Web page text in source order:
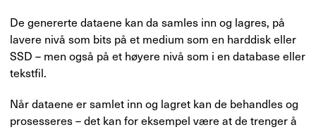
De genererte dataene kan da samles inn og lagres, på
lavere nivå som bits på et medium som en harddisk eller
SSD – men også på et høyere nivå som i en database eller
tekstfil.
Når dataene er samlet inn og lagret kan de behandles og
prosesseres – det kan for eksempel være at de trenger å